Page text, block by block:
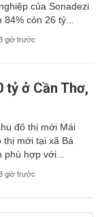
của Sonadezi
84% còn 26 tỷ...
giờ trước
tỷ ở Cần Thơ,
đô thị mới Mái
thị mới tại xã Bá
phù hợp với...
giờ trước